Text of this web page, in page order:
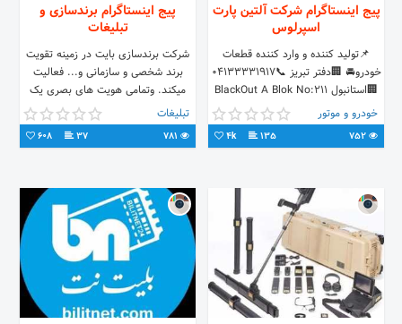
پیج اینستاگرام شرکت آلتین پارت
اسپرلوس
📌تولید کننده و وارد کننده قطعات
خودرو🚘 🏢دفتر تبریز 📞04133331917
🏢استانبول BlackOut A Blok No:211
D.No:64 📞PK:34384 Şişli
خودرو و موتور
135
4k
پیج اینستاگرام برندسازی و
تبلیغات
شرکت برندسازی بایت در زمینه تقویت
برند شخصی و سازمانی و... فعالیت
میکند. وتمامی هویت های بصری یک
سازمان را طراحی و اجرا می کند تولید
محتوا،مدیریت سازمان،مدیریت، مدیریت
فضای مجازی،مدیریت تبلیغات سازمان
باشد.
تبلیغات
37
608